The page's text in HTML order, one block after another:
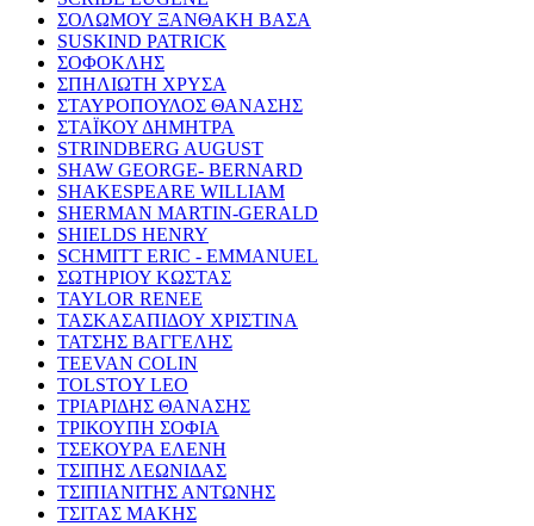
ΣΟΛΩΜΟΥ ΞΑΝΘΑΚΗ ΒΑΣΑ
SUSKIND PATRICK
ΣΟΦΟΚΛΗΣ
ΣΠΗΛΙΩΤΗ ΧΡΥΣΑ
ΣΤΑΥΡΟΠΟΥΛΟΣ ΘΑΝΑΣΗΣ
ΣΤΑΪΚΟΥ ΔΗΜΗΤΡΑ
STRINDBERG AUGUST
SHAW GEORGE- BERNARD
SHAKESPEARE WILLIAM
SHERMAN MARTIN-GERALD
SHIELDS HENRY
SCHMITT ERIC - EMMANUEL
ΣΩΤΗΡΙΟΥ ΚΩΣΤΑΣ
TAYLOR RENEE
ΤΑΣΚΑΣΑΠΙΔΟΥ ΧΡΙΣΤΙΝΑ
ΤΑΤΣΗΣ ΒΑΓΓΕΛΗΣ
TEEVAN COLIN
TOLSTOY LEO
ΤΡΙΑΡΙΔΗΣ ΘΑΝΑΣΗΣ
ΤΡΙΚΟΥΠΗ ΣΟΦΙΑ
ΤΣΕΚΟΥΡΑ ΕΛΕΝΗ
ΤΣΙΠΗΣ ΛΕΩΝΙΔΑΣ
ΤΣΙΠΙΑΝΙΤΗΣ ΑΝΤΩΝΗΣ
ΤΣΙΤΑΣ ΜΑΚΗΣ